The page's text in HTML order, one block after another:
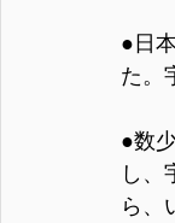
●日
た。
●数
し、
ら、